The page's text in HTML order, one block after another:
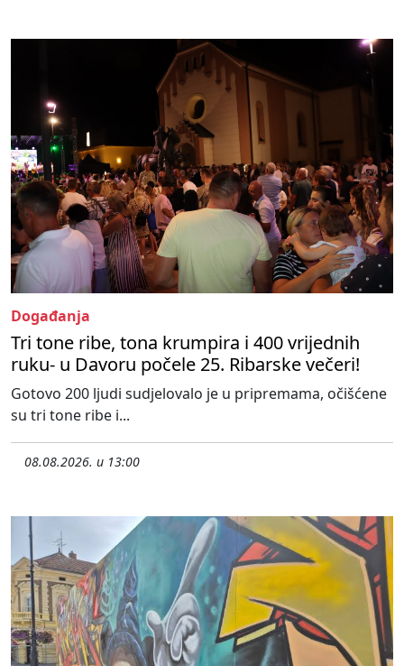
Događanja
Tri tone ribe, tona krumpira i 400 vrijednih
ruku- u Davoru počele 25. Ribarske večeri!
Gotovo 200 ljudi sudjelovalo je u pripremama, očišćene
su tri tone ribe i...
08.08.2026. u 13:00